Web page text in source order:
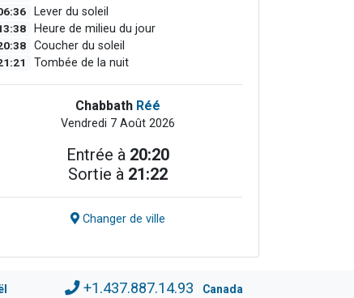
Lever du soleil
Heure de milieu du jour
Coucher du soleil
Tombée de la nuit
Chabbath Réé
Vendredi 7 Août 2026
Entrée à 20:20
Sortie à 21:22
Changer de ville
+1.437.887.14.93 Canada